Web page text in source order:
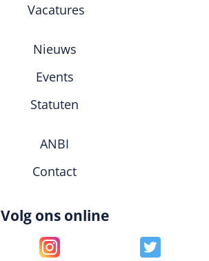
Vacatures
Nieuws
Events
Statuten
ANBI
Contact
Volg ons online